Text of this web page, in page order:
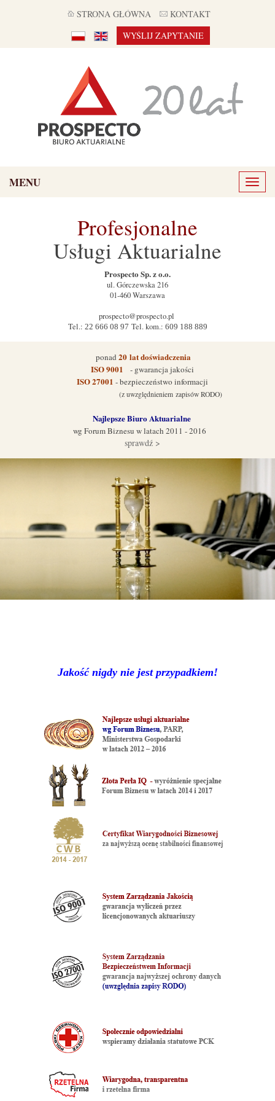
STRONA GŁÓWNA
KONTAKT
WYŚLIJ ZAPYTANIE
MENU
Toggle
Profesjonalne
Usługi Aktuarialne
Prospecto Sp. z o.o.
ul.Górczewska 216
01-460Warszawa
prospecto@prospecto.pl
Tel.: 22 666 08 97 Tel. kom.: 609 188 889
ponad 20lat doświadczenia
ISO 9001 - gwarancja jakości
ISO 27001 - bezpieczeństwo informacji
(z uwzględnieniem zapisów RODO)
Najlepsze Biuro Aktuarialne
wg Forum Biznesu w latach 2011 - 2016
sprawdź >
Jakość nigdy nie jest przypadkiem!